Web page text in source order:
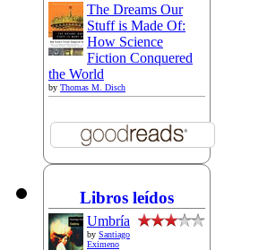
The Dreams Our
Stuff is Made Of:
How Science
Fiction Conquered
the World
by Thomas M. Disch
Libros leídos
Umbría
by Santiago
Eximeno